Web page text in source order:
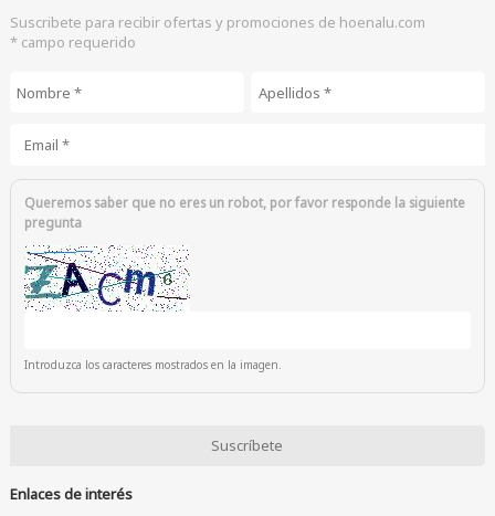
Suscribete para recibir ofertas y promociones de hoenalu.com
* campo requerido
Queremos saber que no eres un robot, por favor responde la siguiente
pregunta
Introduzca los caracteres mostrados en la imagen.
Enlaces de interés